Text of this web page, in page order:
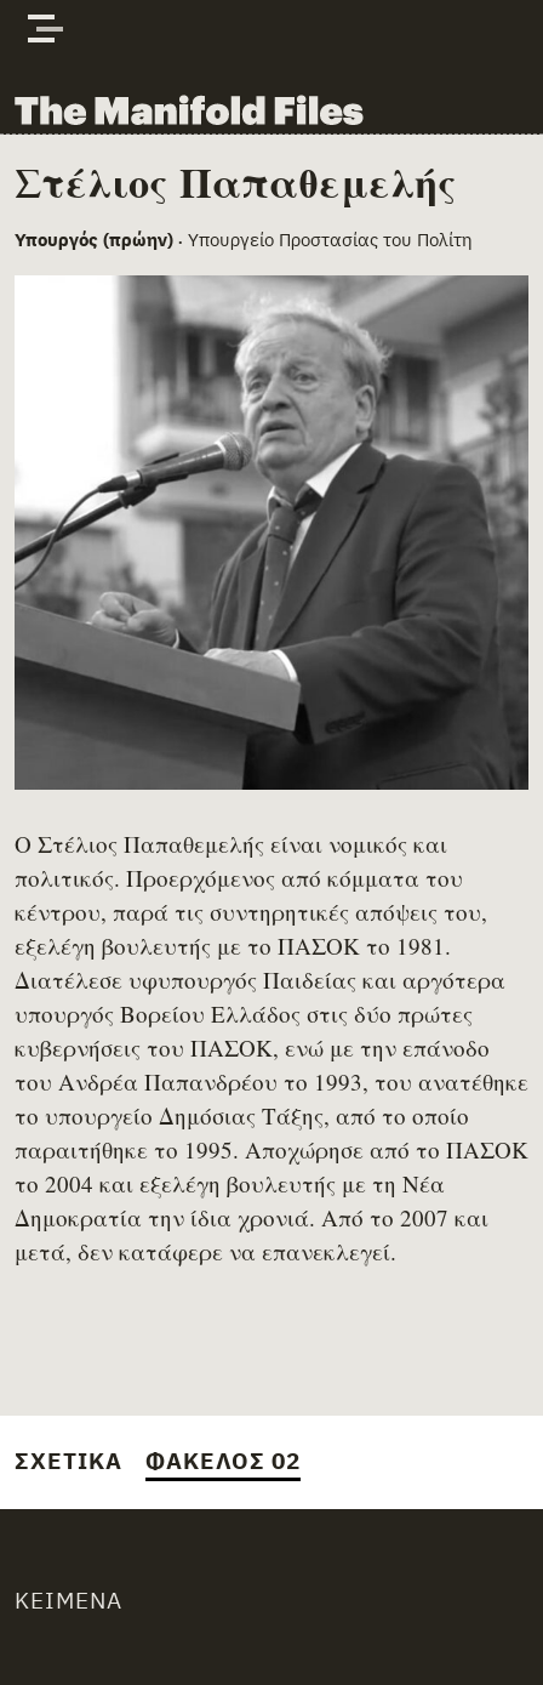
Skip to content
The Manifold Files
Main Page Content
Στέλιος Παπαθεμελής
Υπουργός (πρώην) • Υπουργείο Προστασίας του Πολίτη
Ο Στέλιος Παπαθεμελής είναι νομικός και
πολιτικός. Προερχόμενος από κόμματα του
κέντρου, παρά τις συντηρητικές απόψεις του,
εξελέγη βουλευτής με το ΠΑΣΟΚ το 1981.
Διατέλεσε υφυπουργός Παιδείας και αργότερα
υπουργός Βορείου Ελλάδος στις δύο πρώτες
κυβερνήσεις του ΠΑΣΟΚ, ενώ με την επάνοδο
του Ανδρέα Παπανδρέου το 1993, του ανατέθηκε
το υπουργείο Δημόσιας Τάξης, από το οποίο
παραιτήθηκε το 1995. Αποχώρησε από το ΠΑΣΟΚ
το 2004 και εξελέγη βουλευτής με τη Νέα
Δημοκρατία την ίδια χρονιά. Από το 2007 και
μετά, δεν κατάφερε να επανεκλεγεί.
ΣΧΕΤΙΚΆ ΦΆΚΕΛΟΣ 02
ΚΕΊΜΕΝΑ